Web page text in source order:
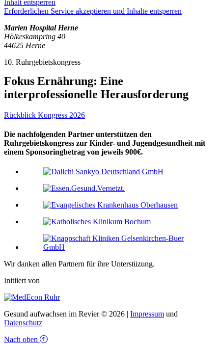
Inhalt entsperren
Erforderlichen Service akzeptieren und Inhalte entsperren
Marien Hospital Herne
Hölkeskampring 40
44625 Herne
10. Ruhrgebietskongress
Fokus Ernährung: Eine
interprofessionelle Herausforderung
Rückblick Kongress 2026
Die nachfolgenden Partner unterstützen den
Ruhrgebietskongress zur Kinder- und Jugendgesundheit mit
einem Sponsoringbetrag von jeweils 900€.
Wir danken allen Partnern für ihre Unterstüzung.
Initiiert von
Gesund aufwachsen im Revier © 2026 | Impressum und
Datenschutz
Nach oben